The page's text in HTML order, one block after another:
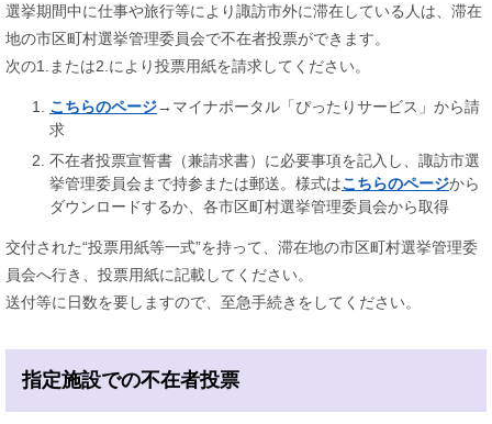
選挙期間中に仕事や旅行等により諏訪市外に滞在している人は、滞在
地の市区町村選挙管理委員会で不在者投票ができます。
次の1.または2.により投票用紙を請求してください。
こちらのページ→マイナポータル「ぴったりサービス」から請
求
不在者投票宣誓書（兼請求書）に必要事項を記入し、諏訪市選
挙管理委員会まで持参または郵送。様式はこちらのページから
ダウンロードするか、各市区町村選挙管理委員会から取得
交付された“投票用紙等一式”を持って、滞在地の市区町村選挙管理委
員会へ行き、投票用紙に記載してください。
​送付等に日数を要しますので、至急手続きをしてください。
指定施設での不在者投票